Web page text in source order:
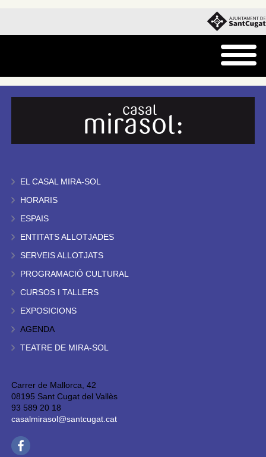
EL CASAL MIRA-SOL
HORARIS
ESPAIS
ENTITATS ALLOTJADES
SERVEIS ALLOTJATS
PROGRAMACIÓ CULTURAL
CURSOS I TALLERS
EXPOSICIONS
AGENDA
TEATRE DE MIRA-SOL
Carrer de Mallorca, 42
08195 Sant Cugat del Vallès
93 589 20 18
casalmirasol@santcugat.cat